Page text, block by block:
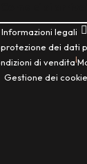
Informazioni legali
dei dati
di vendita|
Gestione dei cookie